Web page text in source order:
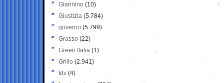
Giannino (10)
Giustizia (5.784)
governo (5.799)
Grasso (22)
Green Italia (1)
Grillo (2.941)
Idv (4)